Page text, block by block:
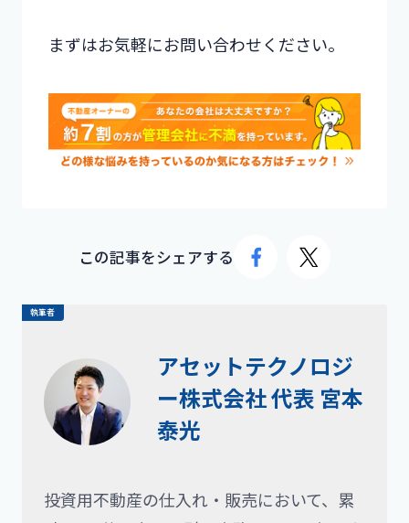
まずはお気軽にお問い合わせください。
この記事をシェアする
執筆者
アセットテクノロジ
ー株式会社 代表 宮本
泰光
投資用不動産の仕入れ・販売において、累